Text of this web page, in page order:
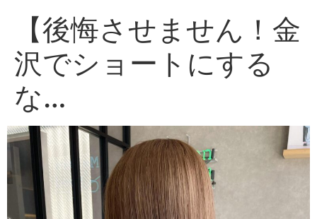
【後悔させません！金
沢でショートにする
な…